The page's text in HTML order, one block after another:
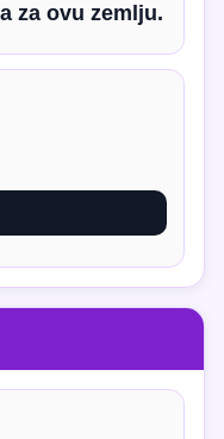
za ovu zemlju.